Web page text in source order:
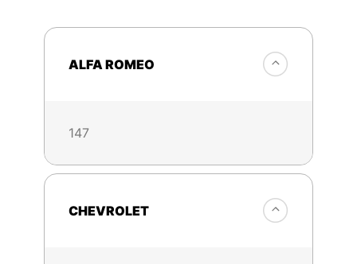
ALFA ROMEO
147
CHEVROLET